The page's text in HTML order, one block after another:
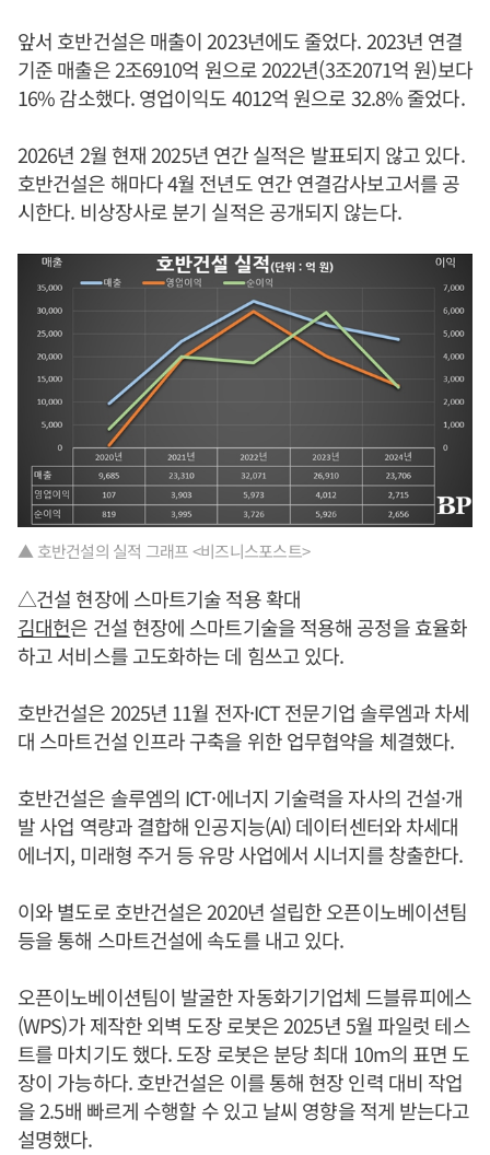
앞서 호반건설은 매출이 2023년에도 줄었다. 2023년 연결
기준 매출은 2조6910억 원으로 2022년(3조2071억 원)보다
16% 감소했다. 영업이익도 4012억 원으로 32.8% 줄었다.
2026년 2월 현재 2025년 연간 실적은 발표되지 않고 있다.
호반건설은 해마다 4월 전년도 연간 연결감사보고서를 공
시한다. 비상장사로 분기 실적은 공개되지 않는다.
▲ 호반건설의 실적 그래프 <비즈니스포스트>
△건설 현장에 스마트기술 적용 확대
김대헌은 건설 현장에 스마트기술을 적용해 공정을 효율화
하고 서비스를 고도화하는 데 힘쓰고 있다.
호반건설은 2025년 11월 전자·ICT 전문기업 솔루엠과 차세
대 스마트건설 인프라 구축을 위한 업무협약을 체결했다.
호반건설은 솔루엠의 ICT·에너지 기술력을 자사의 건설·개
발 사업 역량과 결합해 인공지능(AI) 데이터센터와 차세대
에너지, 미래형 주거 등 유망 사업에서 시너지를 창출한다.
이와 별도로 호반건설은 2020년 설립한 오픈이노베이션팀
등을 통해 스마트건설에 속도를 내고 있다.
오픈이노베이션팀이 발굴한 자동화기기업체 드블류피에스
(WPS)가 제작한 외벽 도장 로봇은 2025년 5월 파일럿 테스
트를 마치기도 했다. 도장 로봇은 분당 최대 10m의 표면 도
장이 가능하다. 호반건설은 이를 통해 현장 인력 대비 작업
을 2.5배 빠르게 수행할 수 있고 날씨 영향을 적게 받는다고
설명했다.